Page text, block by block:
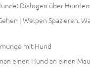
Dialogen über
| Welpen Spazieren.
mit Hund
einen Hund an einen